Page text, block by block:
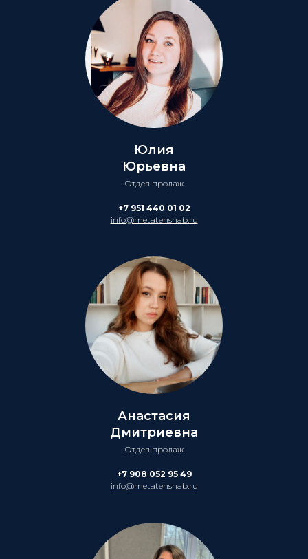
Юлия
Юрьевна
Отдел продаж
+7 951 440 01 02
info@metatehsnab.ru
Анастасия
Дмитриевна
Отдел продаж
+7 908 052 95 49
info@metatehsnab.ru